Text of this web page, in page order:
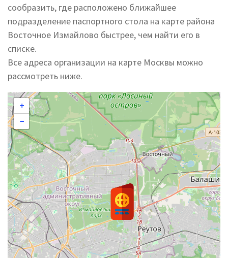
сообразить, где расположено ближайшее
подразделение паспортного стола на карте района
Восточное Измайлово быстрее, чем найти его в
списке.
Все адреса организации на карте Москвы можно
рассмотреть ниже.
+
−